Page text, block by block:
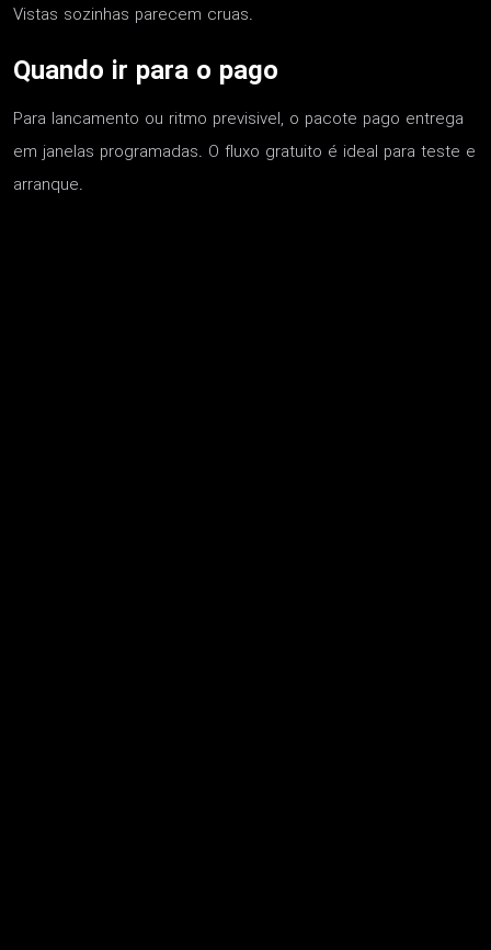
Vistas sozinhas parecem cruas.
Quando ir para o pago
Para lancamento ou ritmo previsivel, o pacote pago entrega
em janelas programadas. O fluxo gratuito é ideal para teste e
arranque.